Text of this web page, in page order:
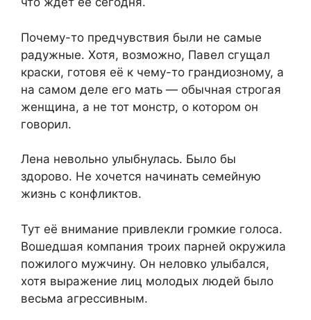
Почему-то предчувствия были не самые
радужные. Хотя, возможно, Павел сгущал
краски, готовя её к чему-то грандиозному, а
на самом деле его мать — обычная строгая
женщина, а не тот монстр, о котором он
говорил.
Лена невольно улыбнулась. Было бы
здорово. Не хочется начинать семейную
жизнь с конфликтов.
Тут её внимание привлекли громкие голоса.
Вошедшая компания троих парней окружила
пожилого мужчину. Он неловко улыбался,
хотя выражение лиц молодых людей было
весьма агрессивным.